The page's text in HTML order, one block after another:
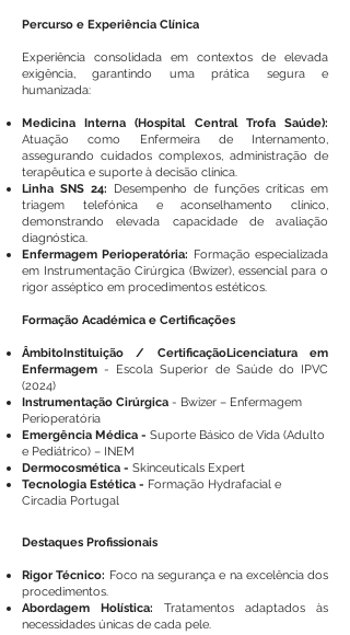
Percurso e Experiência Clínica
Experiência consolidada em contextos de elevada
exigência, garantindo uma prática segura e
humanizada:
Medicina Interna (Hospital Central Trofa Saúde):
Atuação como Enfermeira de Internamento,
assegurando cuidados complexos, administração de
terapêutica e suporte à decisão clínica.
Linha SNS 24: Desempenho de funções críticas em
triagem telefónica e aconselhamento clínico,
demonstrando elevada capacidade de avaliação
diagnóstica.
Enfermagem Perioperatória: Formação especializada
em Instrumentação Cirúrgica (Bwizer), essencial para o
rigor asséptico em procedimentos estéticos.
Formação Académica e Certificações
ÂmbitoInstituição / CertificaçãoLicenciatura em
Enfermagem - Escola Superior de Saúde do IPVC
(2024)
Instrumentação Cirúrgica - Bwizer – Enfermagem
Perioperatória
Emergência Médica - Suporte Básico de Vida (Adulto
e Pediátrico) – INEM
Dermocosmética - Skinceuticals Expert
Tecnologia Estética - Formação Hydrafacial e
Circadia Portugal
Destaques Profissionais
Rigor Técnico: Foco na segurança e na excelência dos
procedimentos.
Abordagem Holística: Tratamentos adaptados às
necessidades únicas de cada pele.